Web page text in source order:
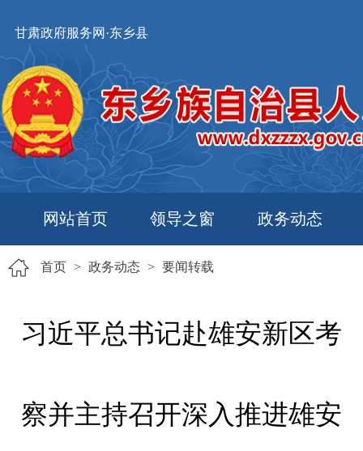
甘肃政府服务网·东乡县
网站首页 领导之窗 政务动态
首页 > 政务动态 > 要闻转载
习近平总书记赴雄安新区考
察并主持召开深入推进雄安